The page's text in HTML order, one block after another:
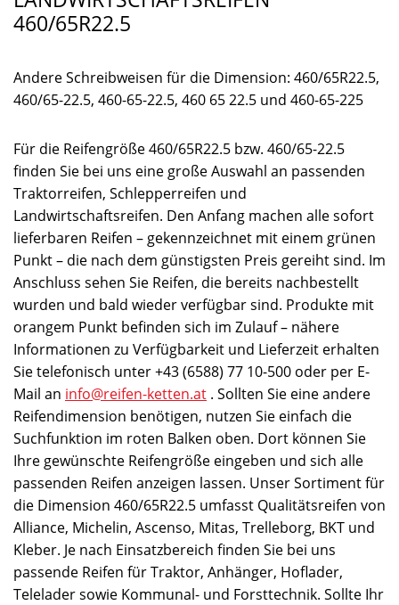
460/65R22.5
Andere Schreibweisen für die Dimension: 460/65R22.5,
460/65-22.5, 460-65-22.5, 460 65 22.5 und 460-65-225
Für die Reifengröße 460/65R22.5 bzw. 460/65-22.5
finden Sie bei uns eine große Auswahl an passenden
Traktorreifen, Schlepperreifen und
Landwirtschaftsreifen. Den Anfang machen alle sofort
lieferbaren Reifen – gekennzeichnet mit einem grünen
Punkt – die nach dem günstigsten Preis gereiht sind. Im
Anschluss sehen Sie Reifen, die bereits nachbestellt
wurden und bald wieder verfügbar sind. Produkte mit
orangem Punkt befinden sich im Zulauf – nähere
Informationen zu Verfügbarkeit und Lieferzeit erhalten
Sie telefonisch unter +43 (6588) 77 10-500 oder per E-
Mail an info@reifen-ketten.at . Sollten Sie eine andere
Reifendimension benötigen, nutzen Sie einfach die
Suchfunktion im roten Balken oben. Dort können Sie
Ihre gewünschte Reifengröße eingeben und sich alle
passenden Reifen anzeigen lassen. Unser Sortiment für
die Dimension 460/65R22.5 umfasst Qualitätsreifen von
Alliance, Michelin, Ascenso, Mitas, Trelleborg, BKT und
Kleber. Je nach Einsatzbereich finden Sie bei uns
passende Reifen für Traktor, Anhänger, Hoflader,
Telelader sowie Kommunal- und Forsttechnik. Sollte Ihr